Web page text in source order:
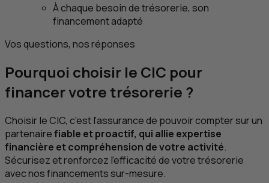
À chaque besoin de trésorerie, son
financement adapté
Vos questions, nos réponses
Pourquoi choisir le CIC pour
financer votre trésorerie ?
Choisir leCIC, c’est l’assurance de pouvoir compter sur un
partenairefiable et proactif, qui allie expertise
financière et compréhension de votre activité.
Sécurisez et renforcez l’efficacité de votre trésorerie
avec nos financements sur-mesure.